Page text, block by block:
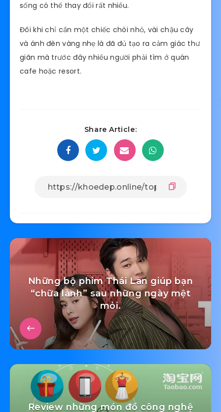
sống có thể thay đổi rất nhiều.
Đôi khi chỉ cần một chiếc chòi nhỏ, vài chậu cây
và ánh đèn vàng nhẹ là đã đủ tạo ra cảm giác thư
giãn mà trước đây nhiều người phải tìm ở quán
cafe hoặc resort.
Share Article:
Những bộ phim Thái Lan giúp bạn
“chữa lành” sau những ngày mệt
mỏi.
Review những món đồ công nghệ